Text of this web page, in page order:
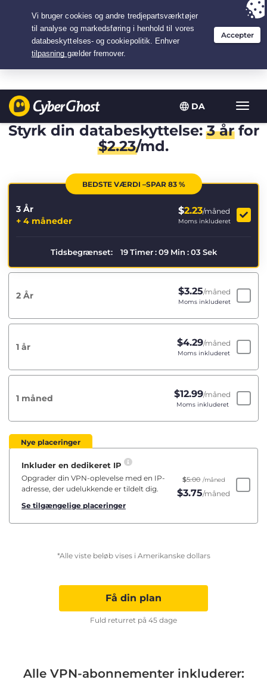
DA
Slå
til/fra
Your choice:The Best Dealfor 3.3333333333333-years at $
/month
Styrk din databeskyttelse:3 årfor
$2.23/md.
BEDSTE VÆRDI –SPAR 83 %
3 År
+ 4 måneder
$2.23/måned
Moms inkluderet
Tidsbegrænset: 19 Timer : 09 Min : 03 Sek
2 År $3.25/måned
Moms inkluderet
1 år $4.29/måned
Moms inkluderet
1 måned $12.99/måned
Moms inkluderet
Nye placeringer
Inkluder en dedikeret IP
Opgrader din VPN-oplevelse med en IP-
adresse, der udelukkende er tildelt dig.
Se tilgængelige placeringer
$5.00 /måned
$3.75/måned
*Alle viste beløb vises i Amerikanske dollars
Få din plan
Fuld returret på 45 dage
Alle VPN-abonnementer inkluderer: